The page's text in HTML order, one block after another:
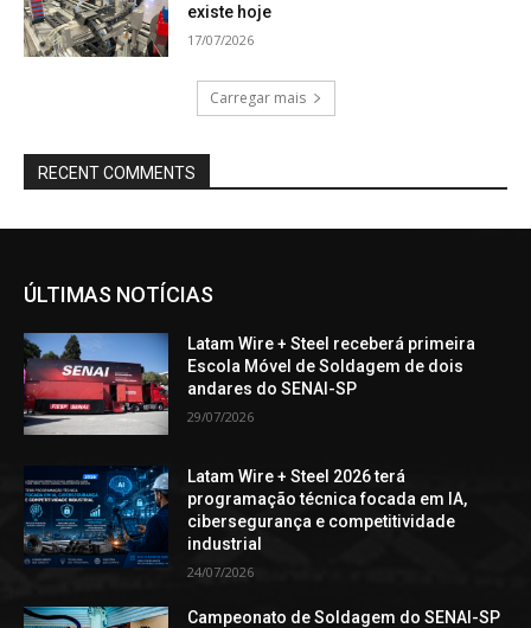
existe hoje
17/07/2026
Carregar mais
RECENT COMMENTS
ÚLTIMAS NOTÍCIAS
Latam Wire + Steel receberá primeira
Escola Móvel de Soldagem de dois
andares do SENAI-SP
29/07/2026
Latam Wire + Steel 2026 terá
programação técnica focada em IA,
cibersegurança e competitividade
industrial
24/07/2026
Campeonato de Soldagem do SENAI-SP